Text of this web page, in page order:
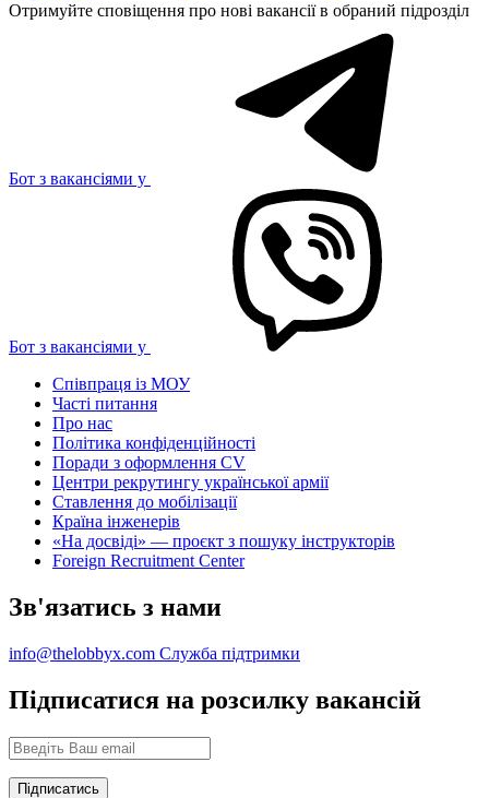
Отримуйте сповіщення про нові вакансії в обраний підрозділ
Бот з вакансіями у
Бот з вакансіями у
Співпраця із МОУ
Часті питання
Про нас
Політика конфіденційності
Поради з оформлення CV
Центри рекрутингу української армії
Ставлення до мобілізації
Країна інженерів
«На досвіді» — проєкт з пошуку інструкторів
Foreign Recruitment Center
Зв'язатись з нами
info@thelobbyx.com Служба підтримки
Підписатися на розсилку вакансій